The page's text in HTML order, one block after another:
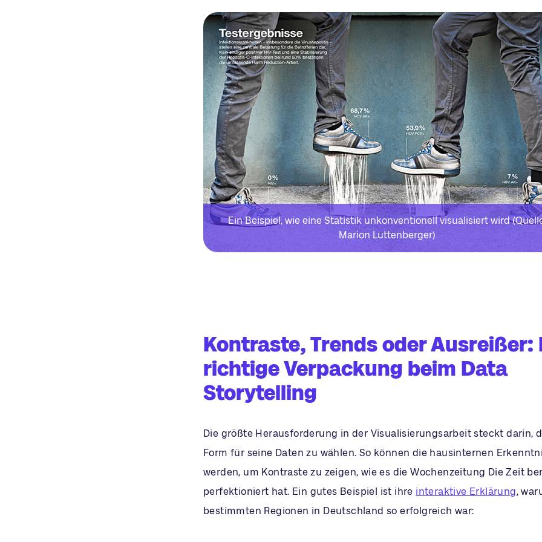
Ein Beispiel, wie eine Statistik unkonventionell visualisiert wird
Marion Luttenberger)
Kontraste, Trends oder Ausreißer:
richtige Verpackung beim Data
Storytelling
Die größte Herausforderung in der Visualisierungsarbeit steckt darin,
Form für seine Daten zu wählen. So können die hausinternen
werden, um Kontraste zu zeigen, wie es die Wochenzeitung Die Zeit
perfektioniert hat. Ein gutes Beispiel ist ihre interaktive Erklärung,
bestimmten Regionen in Deutschland so erfolgreich war: